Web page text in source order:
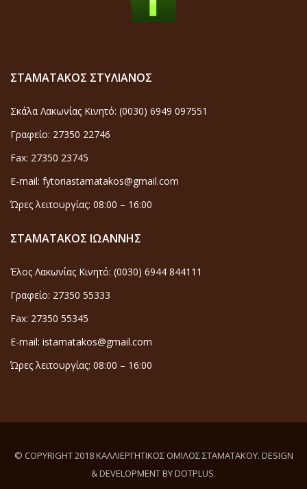
ΣΤΑΜΑΤΑΚΟΣ ΣΤΥΛΙΑΝΟΣ
Σκάλα Λακωνίας Κινητό: (0030) 6949 097551
Γραφείο: 27350 22746
Fax: 27350 23745
E-mail: fytoriastamatakos@gmail.com
Ώρες λειτουργίας: 08:00 – 16:00
ΣΤΑΜΑΤΑΚΟΣ ΙΩΑΝΝΗΣ
Έλος Λακωνίας Κινητό: (0030) 6944 844111
Γραφείο: 27350 55333
Fax: 27350 55345
E-mail: istamatakos@gmail.com
Ώρες λειτουργίας: 08:00 – 16:00
© COPYRIGHT 2018 ΚΑΛΛΙΕΡΓΗΤΙΚΟΣ ΟΜΙΛΟΣ ΣΤΑΜΑΤΑΚΟΥ. DESIGN
& DEVELOPMENT BY DOTPLUS.